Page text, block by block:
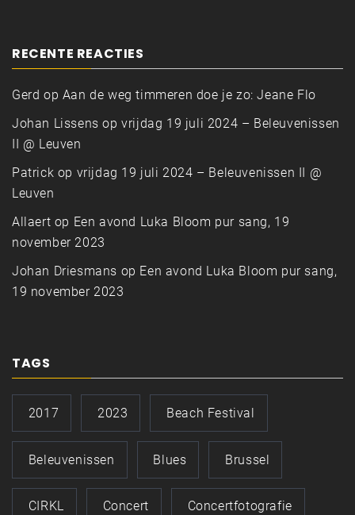
RECENTE REACTIES
Gerd op Aan de weg timmeren doe je zo: Jeane Flo
Johan Lissens opvrijdag 19 juli 2024 – Beleuvenissen
II @ Leuven
Patrick op vrijdag 19 juli 2024 – Beleuvenissen II @
Leuven
Allaert op Een avond Luka Bloom pur sang, 19
november 2023
Johan Driesmans op Een avond Luka Bloom pur sang,
19 november 2023
TAGS
2017 2023 Beach Festival
Beleuvenissen Blues Brussel
CIRKL Concert Concertfotografie